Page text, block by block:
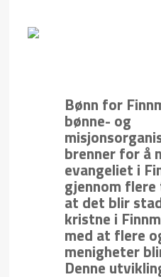
Bønn for
bønne- og
brenner for å
evangeliet i
gjennom
at det blir
kristne i
med at flere
menigheter
Denne